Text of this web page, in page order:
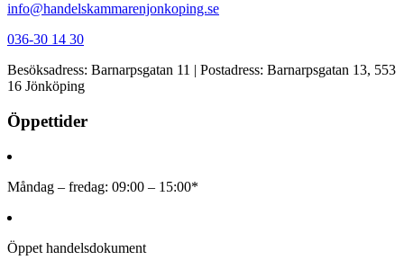
info@handelskammarenjonkoping.se
036-30 14 30
Besöksadress: Barnarpsgatan 11 | Postadress: Barnarpsgatan 13, 553
16 Jönköping
Öppettider
Måndag – fredag: 09:00 – 15:00*
Öppet handelsdokument